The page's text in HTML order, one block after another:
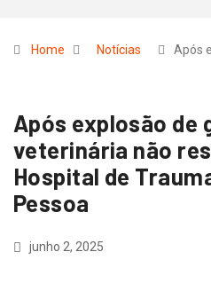
Home Notícias Após
Após explosão de
veterinária não
Hospital de
Pessoa
junho 2, 2025